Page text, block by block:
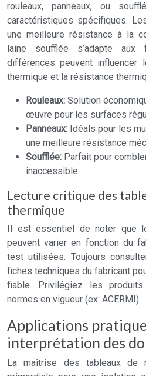
rouleaux, panneaux, ou
caractéristiques spécifiques.
une meilleure résistance à la
laine soufflée s’adapte aux
différences peuvent influencer
thermique et la résistance
Rouleaux: Solution
œuvre pour les surfaces
Panneaux: Idéals pour les
une meilleure résistance
Soufflée: Parfait pour
inaccessible.
Lecture critique des
thermique
Il est essentiel de noter que
peuvent varier en fonction du
test utilisées. Toujours
fiches techniques du fabricant
fiable. Privilégiez les
normes en vigueur (ex: ACERMI).
Applications
interprétation des
La maîtrise des tableaux de